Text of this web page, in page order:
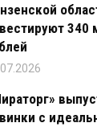
340
с